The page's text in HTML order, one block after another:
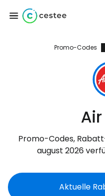
Promo-Codes
Promo-Codes,
august 2026
Aktuelle
... die weltweite
Weiter